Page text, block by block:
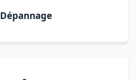
Dépannage